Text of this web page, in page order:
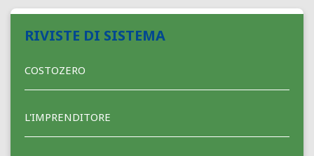
RIVISTE DI SISTEMA
COSTOZERO
L'IMPRENDITORE